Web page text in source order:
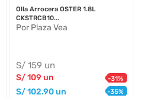
Olla Arrocera OSTER 1.8L
CKSTRCB10...
Por Plaza Vea
S/ 159 un
S/109 un -31%
S/102.90un -35%